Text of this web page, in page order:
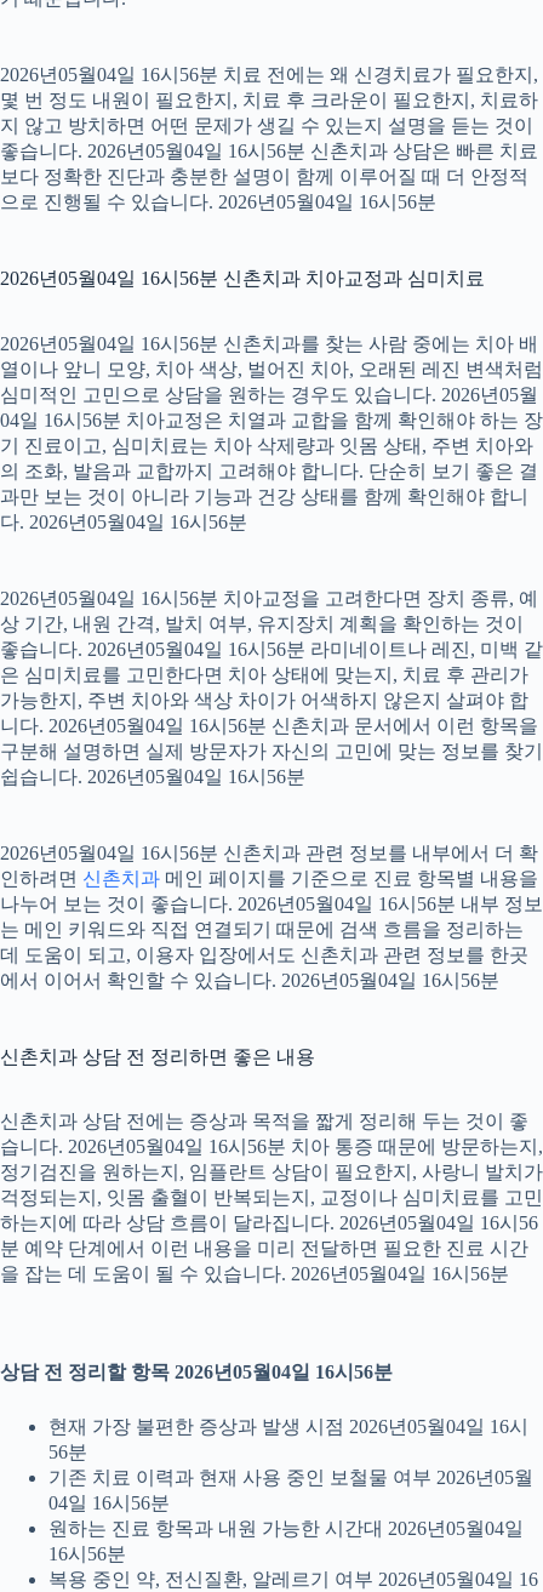
2026년05월04일 16시56분 치료 전에는 왜 신경치료가 필요한지,
몇 번 정도 내원이 필요한지, 치료 후 크라운이 필요한지, 치료하
지 않고 방치하면 어떤 문제가 생길 수 있는지 설명을 듣는 것이
좋습니다. 2026년05월04일 16시56분 신촌치과 상담은 빠른 치료
보다 정확한 진단과 충분한 설명이 함께 이루어질 때 더 안정적
으로 진행될 수 있습니다. 2026년05월04일 16시56분
2026년05월04일 16시56분 신촌치과 치아교정과 심미치료
2026년05월04일 16시56분 신촌치과를 찾는 사람 중에는 치아 배
열이나 앞니 모양, 치아 색상, 벌어진 치아, 오래된 레진 변색처럼
심미적인 고민으로 상담을 원하는 경우도 있습니다. 2026년05월
04일 16시56분 치아교정은 치열과 교합을 함께 확인해야 하는 장
기 진료이고, 심미치료는 치아 삭제량과 잇몸 상태, 주변 치아와
의 조화, 발음과 교합까지 고려해야 합니다. 단순히 보기 좋은 결
과만 보는 것이 아니라 기능과 건강 상태를 함께 확인해야 합니
다. 2026년05월04일 16시56분
2026년05월04일 16시56분 치아교정을 고려한다면 장치 종류, 예
상 기간, 내원 간격, 발치 여부, 유지장치 계획을 확인하는 것이
좋습니다. 2026년05월04일 16시56분 라미네이트나 레진, 미백 같
은 심미치료를 고민한다면 치아 상태에 맞는지, 치료 후 관리가
가능한지, 주변 치아와 색상 차이가 어색하지 않은지 살펴야 합
니다. 2026년05월04일 16시56분 신촌치과 문서에서 이런 항목을
구분해 설명하면 실제 방문자가 자신의 고민에 맞는 정보를 찾기
쉽습니다. 2026년05월04일 16시56분
2026년05월04일 16시56분 신촌치과 관련 정보를 내부에서 더 확
인하려면 신촌치과 메인 페이지를 기준으로 진료 항목별 내용을
나누어 보는 것이 좋습니다. 2026년05월04일 16시56분 내부 정보
는 메인 키워드와 직접 연결되기 때문에 검색 흐름을 정리하는
데 도움이 되고, 이용자 입장에서도 신촌치과 관련 정보를 한곳
에서 이어서 확인할 수 있습니다. 2026년05월04일 16시56분
신촌치과 상담 전 정리하면 좋은 내용
신촌치과 상담 전에는 증상과 목적을 짧게 정리해 두는 것이 좋
습니다. 2026년05월04일 16시56분 치아 통증 때문에 방문하는지,
정기검진을 원하는지, 임플란트 상담이 필요한지, 사랑니 발치가
걱정되는지, 잇몸 출혈이 반복되는지, 교정이나 심미치료를 고민
하는지에 따라 상담 흐름이 달라집니다. 2026년05월04일 16시56
분 예약 단계에서 이런 내용을 미리 전달하면 필요한 진료 시간
을 잡는 데 도움이 될 수 있습니다. 2026년05월04일 16시56분
상담 전 정리할 항목 2026년05월04일 16시56분
현재 가장 불편한 증상과 발생 시점 2026년05월04일 16시
56분
기존 치료 이력과 현재 사용 중인 보철물 여부 2026년05월
04일 16시56분
원하는 진료 항목과 내원 가능한 시간대 2026년05월04일
16시56분
복용 중인 약, 전신질환, 알레르기 여부 2026년05월04일 16